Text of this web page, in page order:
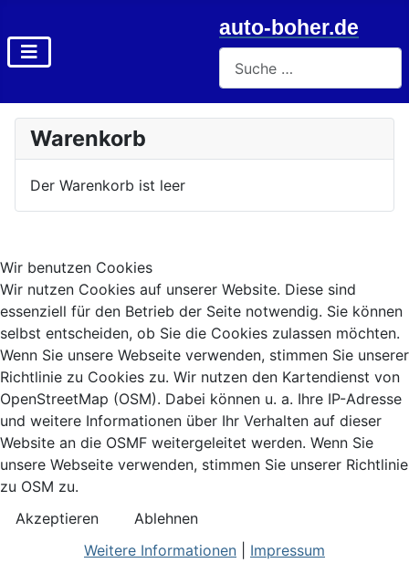
auto-boher.de
Type 2 or more characters
Warenkorb
Der Warenkorb ist leer
Wir benutzen Cookies
Wir nutzen Cookies auf unserer Website. Diese sind
essenziell für den Betrieb der Seite notwendig. Sie können
selbst entscheiden, ob Sie die Cookies zulassen möchten.
Wenn Sie unsere Webseite verwenden, stimmen Sie unserer
Richtlinie zu Cookies zu. Wir nutzen den Kartendienst von
OpenStreetMap (OSM). Dabei können u. a. Ihre IP-Adresse
und weitere Informationen über Ihr Verhalten auf dieser
Website an die OSMF weitergeleitet werden. Wenn Sie
unsere Webseite verwenden, stimmen Sie unserer Richtlinie
zu OSM zu.
Akzeptieren
Ablehnen
Weitere Informationen
Impressum